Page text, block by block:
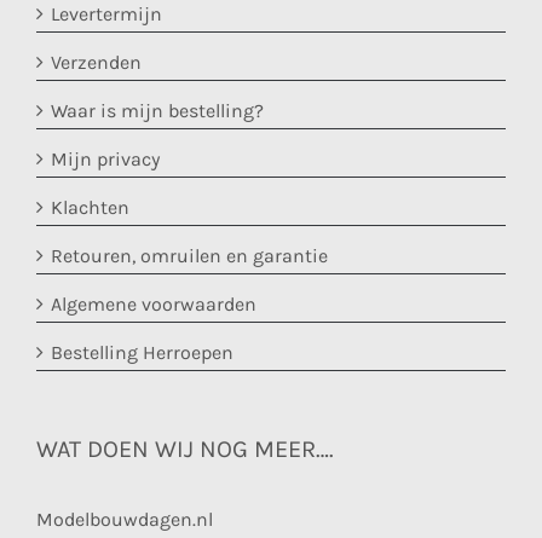
Levertermijn
Verzenden
Waar is mijn bestelling?
Mijn privacy
Klachten
Retouren, omruilen en garantie
Algemene voorwaarden
Bestelling Herroepen
WAT DOEN WIJ NOG MEER….
Modelbouwdagen.nl